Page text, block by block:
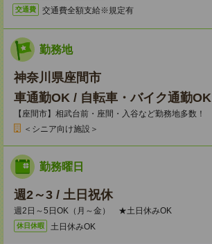
交通費 交通費全額支給※規定有
勤務地
神奈川県座間市
車通勤OK / 自転車・バイク通勤OK
【座間市】相武台前・座間・入谷など勤務地多数！
＜シニア向け施設＞
勤務曜日
週2～3 / 土日祝休
週2日～5日OK（月～金） ★土日休みOK
休日休暇 土日休みOK